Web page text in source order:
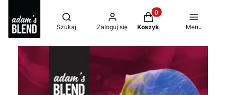
Otwórz wyszukiwarkę
Szukaj Zaloguj się
Produkty w koszyku:
Koszyk Menu